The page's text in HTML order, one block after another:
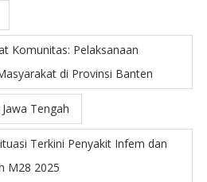
Komunitas: Pelaksanaan
di Provinsi Banten
Tengah
Terkini Penyakit Infem dan
M28 2025